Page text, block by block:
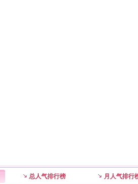
总人气排行榜 月人气排行